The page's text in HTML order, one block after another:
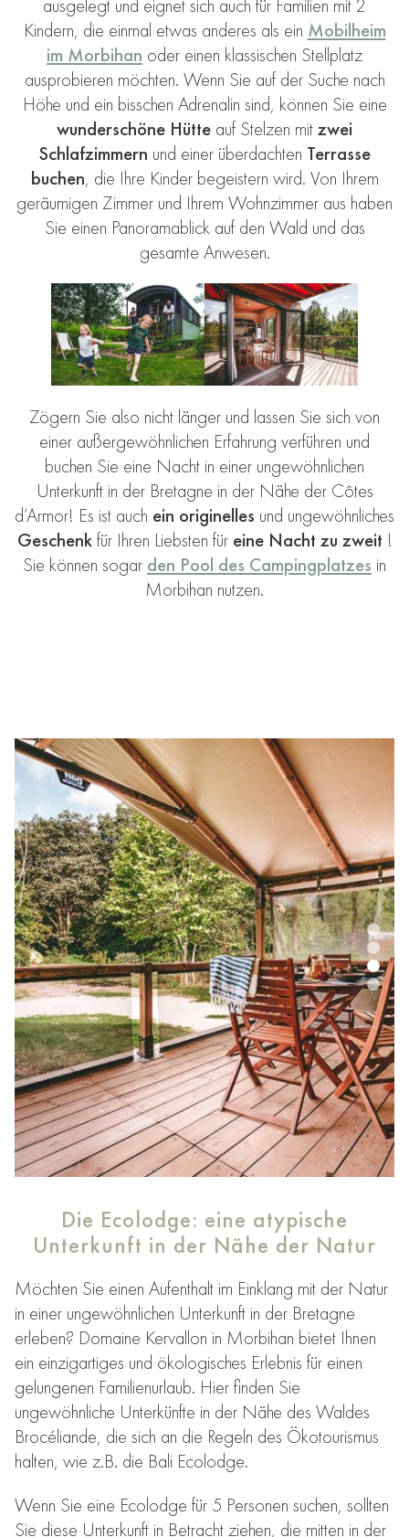
ausgelegt und eignet sich auch für Familien mit 2
Kindern, die einmal etwas anderes als ein Mobilheim
im Morbihan oder einen klassischen Stellplatz
ausprobieren möchten. Wenn Sie auf der Suche nach
Höhe und ein bisschen Adrenalin sind, können Sie eine
wunderschöne Hütte auf Stelzen mitzwei
Schlafzimmern und einer überdachten Terrasse
buchen, die Ihre Kinder begeistern wird. Von Ihrem
geräumigen Zimmer und Ihrem Wohnzimmer aus haben
Sie einen Panoramablick auf den Wald und das
gesamte Anwesen.
Zögern Sie also nicht länger und lassen Sie sich von
einer außergewöhnlichen Erfahrung verführen und
buchen Sie eine Nacht in einer ungewöhnlichen
Unterkunft in der Bretagne in der Nähe der Côtes
d’Armor! Es ist auch ein originelles und ungewöhnliches
Geschenkfür Ihren Liebsten für eine Nacht zu zweit !
Sie können sogar den Pool des Campingplatzes in
Morbihan nutzen.
Die Ecolodge: eine atypische
Unterkunft in der Nähe der Natur
Möchten Sie einen Aufenthalt im Einklang mit der Natur
in einer ungewöhnlichen Unterkunft in der Bretagne
erleben? Domaine Kervallon in Morbihan bietet Ihnen
ein einzigartiges und ökologisches Erlebnis für einen
gelungenen Familienurlaub. Hier finden Sie
ungewöhnliche Unterkünfte in der Nähe des Waldes
Brocéliande, die sich an die Regeln des Ökotourismus
halten, wie z.B. die Bali Ecolodge.
Wenn Sie eine Ecolodge für 5 Personen suchen, sollten
Sie diese Unterkunft in Betracht ziehen, die mitten in der